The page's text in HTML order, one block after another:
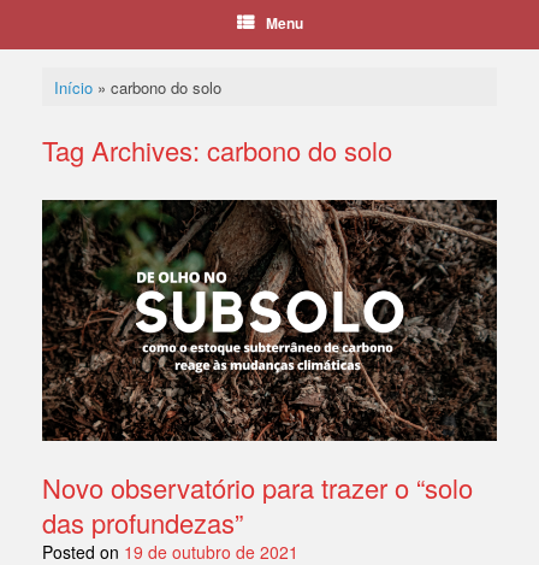
Menu
Início» carbono do solo
Tag Archives: carbono do solo
Novo observatório para trazer o “solo
das profundezas”
Posted on 19 de outubro de 2021